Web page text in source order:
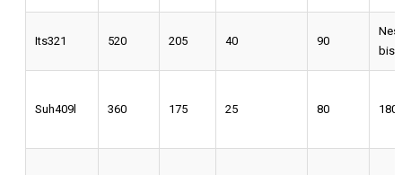
Its321 520 205 40 90
Suh409l 360 175 25 80 180